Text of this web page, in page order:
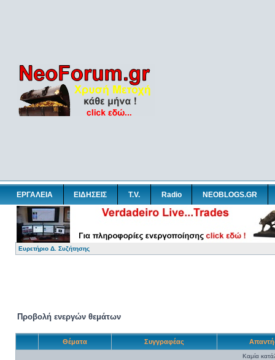
ΕΡΓΑΛΕΙΑ ΕΙΔΗΣΕΙΣ T.V. Radio NEOBLOGS.GR
Ευρετήριο Δ. Συζήτησης
Προβολή ενεργών θεμάτων
Θέματα Συγγραφέας
Καμία